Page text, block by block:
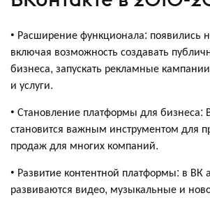
• Расширение функционала: появились
включая возможность создавать
бизнеса, запускать рекламные
и услуги.
• Становление платформы для бизнеса:
становится важным инструментом для
продаж для многих компаний.
• Развитие контентной платформы: в ВК
развиваются видео, музыкальные и